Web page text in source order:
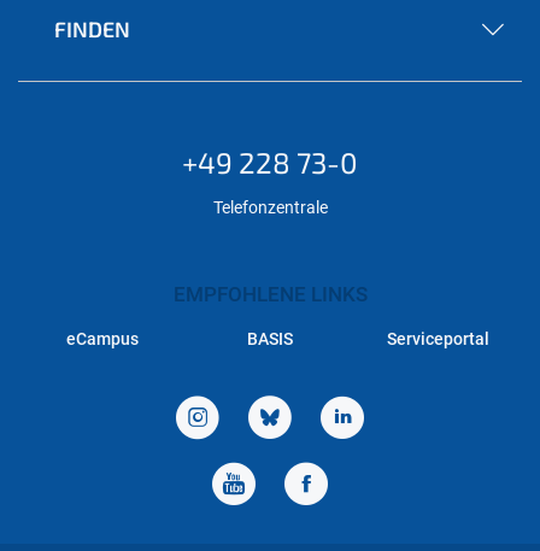
FINDEN
+49 228 73-0
Telefonzentrale
EMPFOHLENE LINKS
eCampus BASIS Serviceportal